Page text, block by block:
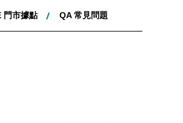
門市據點 QA 常見問題